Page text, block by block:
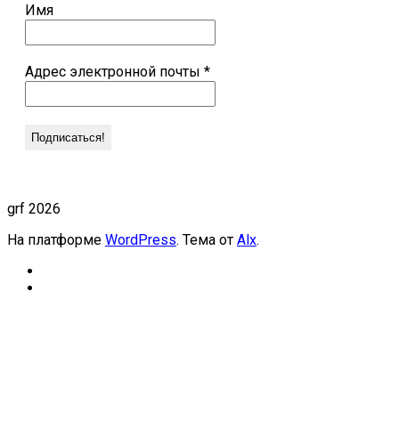
Имя
Адрес электронной почты *
grf 2026
На платформе WordPress. Тема от Alx.